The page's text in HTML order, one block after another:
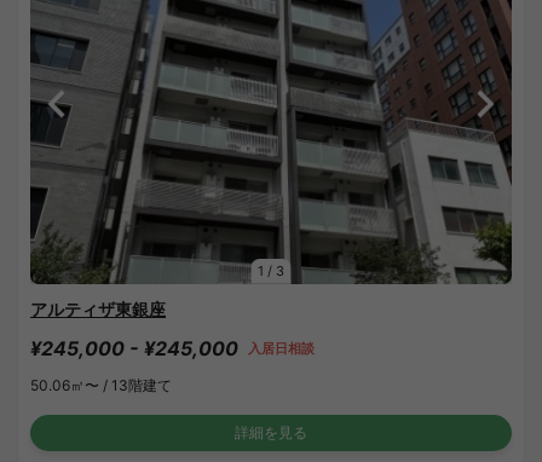
1 / 3
アルティザ東銀座
¥245,000 - ¥245,000 入居日相談
50.06㎡〜 / 13階建て
詳細を見る